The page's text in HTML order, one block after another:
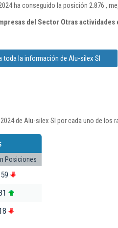
ha conseguido la posición 2.876 ,
del Sector Otras
toda la información de Alu-silex Sl
de Alu-silex Sl por cada uno de los
Posiciones